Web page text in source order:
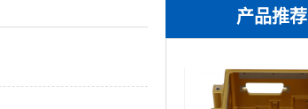
产品推荐